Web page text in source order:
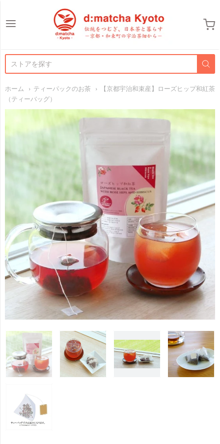
d:matcha Japan
ホーム ティーパックのお茶
【京都宇治和束産】ローズヒップ和紅茶
（ティーバッグ）